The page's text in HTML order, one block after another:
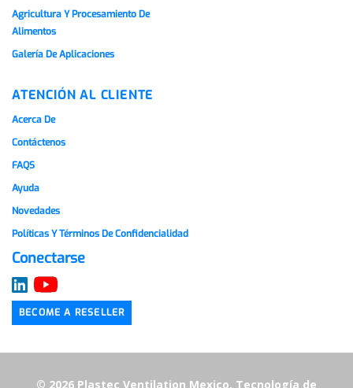
Agricultura Y Procesamiento De
Alimentos
Galería De Aplicaciones
ATENCIÓN AL CLIENTE
Acerca De
Contáctenos
FAQS
Ayuda
Novedades
Políticas Y Términos De Confidencialidad
Conectarse
BECOME A RESELLER
© 2026 Plastec Ventilation Mexico. Tecnología de